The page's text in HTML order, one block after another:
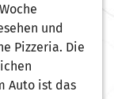
und
Pizzeria. Die
Auto ist das